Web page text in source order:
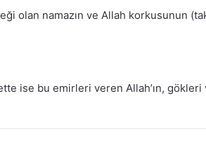
olan namazın ve Allah korkusunun
ise bu emirleri veren Allah’ın, gökleri